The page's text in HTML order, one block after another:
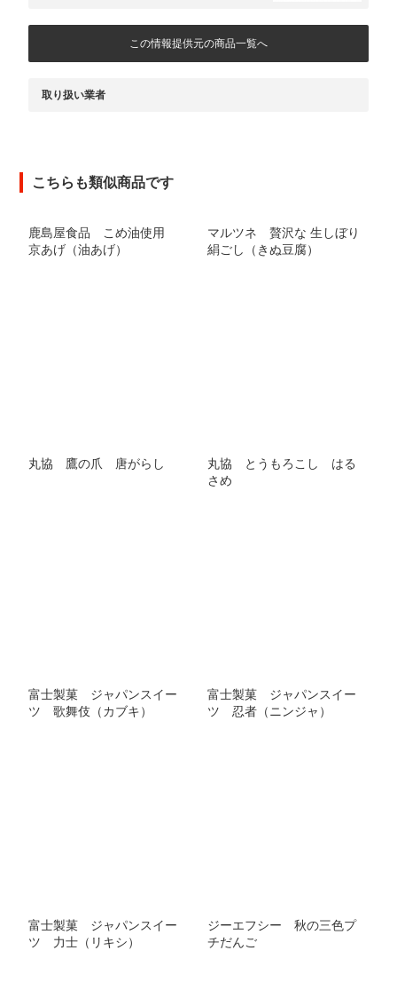
この情報提供元の商品一覧へ
取り扱い業者
こちらも類似商品です
鹿島屋食品 こめ油使用
京あげ（油あげ）
マルツネ 贅沢な 生しぼり
絹ごし（きぬ豆腐）
丸協 鷹の爪 唐がらし
丸協 とうもろこし はる
さめ
富士製菓 ジャパンスイー
ツ 歌舞伎（カブキ）
富士製菓 ジャパンスイー
ツ 忍者（ニンジャ）
富士製菓 ジャパンスイー
ツ 力士（リキシ）
ジーエフシー 秋の三色プ
チだんご